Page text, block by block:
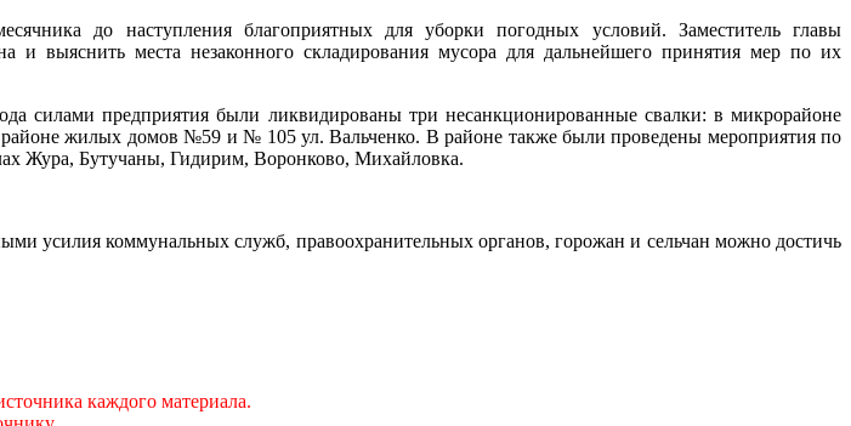
до наступления благоприятных для уборки погодных условий. Заместитель главы
и выяснить места незаконного складирования мусора для дальнейшего принятия мер по их
силами предприятия были ликвидированы три несанкционированные свалки: в микрорайоне
жилых домов №59 и № 105 ул. Вальченко. В районе также были проведены мероприятия по
Жура, Бутучаны, Гидирим, Воронково, Михайловка.
усилия коммунальных служб, правоохранительных органов, горожан и сельчан можно достичь
каждого материала.